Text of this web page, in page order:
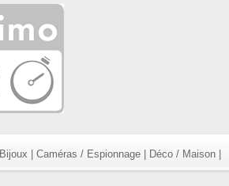
Bijoux Caméras / Espionnage| Déco / Maison|